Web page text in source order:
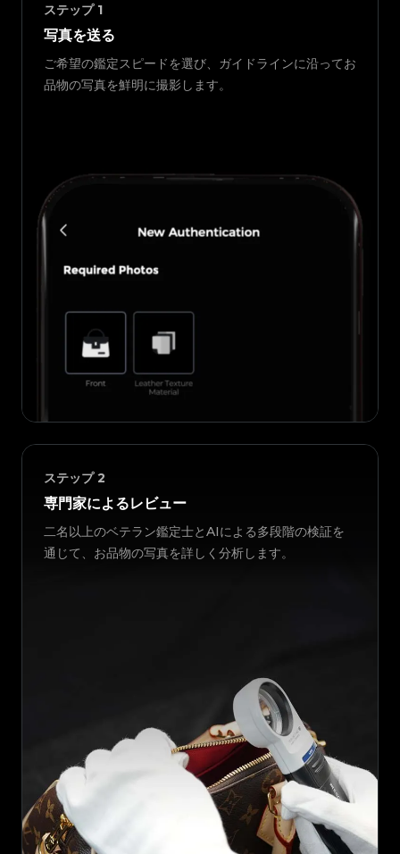
ステップ 1
写真を送る
ご希望の鑑定スピードを選び、ガイドラインに沿ってお
品物の写真を鮮明に撮影します。
ステップ 2
専門家によるレビュー
二名以上のベテラン鑑定士とAIによる多段階の検証を
通じて、お品物の写真を詳しく分析します。